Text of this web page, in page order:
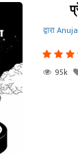
द्वारा
95k